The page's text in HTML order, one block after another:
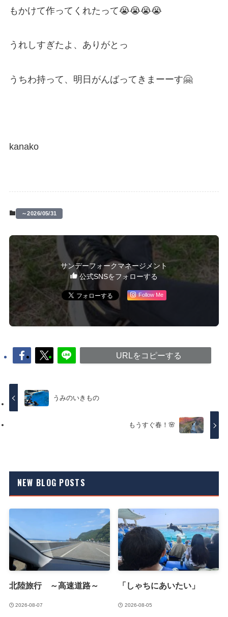
もかけて作ってくれたって😭😭😭😭
うれしすぎたよ、ありがとっ
うちわ持って、明日がんばってきまーーす🤗
kanako
～2026/05/31
サンデーフォークマネージメント
公式SNSをフォローする
Follow Me
URLをコピーする
うみのいきもの
もうすぐ春！🌸
NEW BLOG POSTS
北陸旅行 ～高速道路～
2026-08-07
「しゃちにあいたい」
2026-08-05